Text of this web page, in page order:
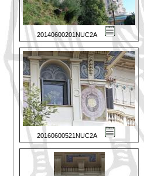
20140600201NUC2A
20160600521NUC2A